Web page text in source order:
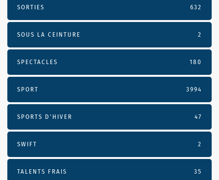
SORTIES 632
SOUS LA CEINTURE 2
SPECTACLES 180
SPORT 3994
SPORTS D'HIVER 47
SWIFT 2
TALENTS FRAIS 35